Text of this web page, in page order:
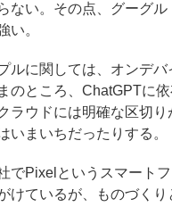
ない。その点、グーグル
い。
ルに関しては、オンデバ
のところ、ChatGPTに依
ラウドには明確な区切り
いまいちだったりする。
でPixelというスマート
けているが、ものづく